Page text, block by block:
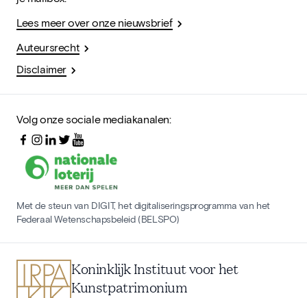
Lees meer over onze nieuwsbrief
Auteursrecht
Disclaimer
Volg onze sociale mediakanalen:
Met de steun van DIGIT, het digitaliseringsprogramma van het
Federaal Wetenschapsbeleid (BELSPO)
Koninklijk Instituut voor het
Kunstpatrimonium